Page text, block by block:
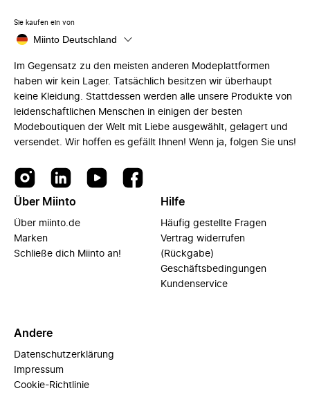
Sie kaufen ein von
Miinto Deutschland
Im Gegensatz zu den meisten anderen Modeplattformen
haben wir kein Lager. Tatsächlich besitzen wir überhaupt
keine Kleidung. Stattdessen werden alle unsere Produkte von
leidenschaftlichen Menschen in einigen der besten
Modeboutiquen der Welt mit Liebe ausgewählt, gelagert und
versendet. Wir hoffen es gefällt Ihnen! Wenn ja, folgen Sie uns!
Über Miinto
Über miinto.de
Marken
Schließe dich Miinto an!
Hilfe
Häufig gestellte Fragen
Vertrag widerrufen
(Rückgabe)
Geschäftsbedingungen
Kundenservice
Andere
Datenschutzerklärung
Impressum
Cookie-Richtlinie